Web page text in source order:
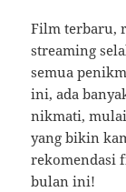
Film terbaru,
streaming
semua
ini, ada
nikmati,
yang bikin
rekomendasi
bulan ini!